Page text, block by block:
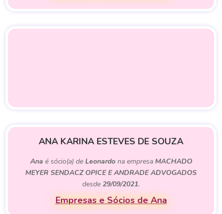
ANA KARINA ESTEVES DE SOUZA
Ana é sócio(a) de Leonardona empresa MACHADO
MEYER SENDACZ OPICE E ANDRADE ADVOGADOS
desde 29/09/2021.
Empresas e Sócios de Ana